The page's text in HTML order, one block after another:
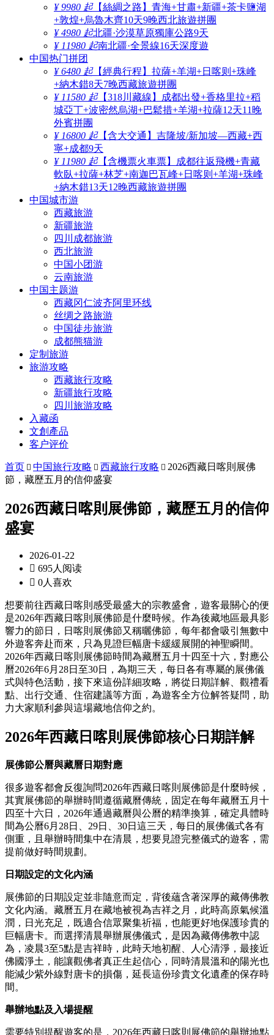
¥ 9980 起【絲綢之路】青海+甘肅+新疆+茶卡鹽湖
+敦煌+烏魯木齊10天9晚西北旅遊拼團
¥ 4980 起北疆·沙漠草原獨庫公路9天
¥ 11980 起南北疆·全景線16天深度遊
中国热门拼团
¥ 6480 起【經典行程】拉薩+羊湖+日喀则+珠峰
+納木錯8天7晚西藏旅遊拼團
¥ 11580 起【318川藏線】成都出發+香格里拉+稻
城亞丁+波密然烏湖+巴鬆措+羊湖+拉薩12天11晚
外賓拼團
¥ 16800 起【含大交通】吉隆坡/新加坡—西藏+西
寧+成都9天
¥ 11980 起【含機票火車票】成都往返飛機+青藏
軟臥+拉薩+林芝+南迦巴瓦峰+日喀则+羊湖+珠峰
+納木錯13天12晚西藏旅遊拼團
中国城市游
西藏旅游
新疆旅游
四川成都旅游
西北旅游
中国小团游
云南旅游
中国主题游
西藏冈仁波齐阿里环线
丝绸之路旅游
中国徒步旅游
成都熊猫游
定制旅游
旅游攻略
西藏旅行攻略
新疆旅行攻略
四川旅游攻略
入藏函
文創產品
客户评价
首页  中国旅行攻略  西藏旅行攻略  2026西藏日喀則展佛
節，藏歷五月的信仰盛宴
2026西藏日喀則展佛節，藏歷五月的信仰
盛宴
2026-01-22
 695人阅读
 0人喜欢
想要前往西藏日喀則感受最盛大的宗教盛會，遊客最關心的便
是2026年西藏日喀則展佛節是什麼時候。作為後藏地區最具影
響力的節日，日喀則展佛節又稱曬佛節，每年都會吸引無數中
外遊客奔赴而來，只為見證巨幅唐卡緩緩展開的神聖瞬間。
2026年西藏日喀則展佛節時間為藏曆五月十四至十六，對應公
曆2026年6月28日至30日，為期三天，每日各有專屬的展佛儀
式與特色活動，接下來這份詳細攻略，將從日期詳解、觀禮看
點、出行交通、住宿建議等方面，為遊客全方位解答疑問，助
力大家順利參與這場藏地信仰之約。
2026年西藏日喀則展佛節核心日期詳解
展佛節公曆與藏曆日期對應
很多遊客都會反復詢問2026年西藏日喀則展佛節是什麼時候，
其實展佛節的舉辦時間遵循藏曆傳統，固定在每年藏曆五月十
四至十六日，2026年通過藏曆與公曆的精準換算，確定具體時
間為公曆6月28日、29日、30日這三天，每日的展佛儀式各有
側重，且舉辦時間集中在清晨，想要見證完整儀式的遊客，需
提前做好時間規劃。
日期設定的文化內涵
展佛節的日期設定並非隨意而定，背後蘊含著深厚的藏傳佛教
文化內涵。藏曆五月在藏地被視為吉祥之月，此時高原氣候溫
潤，日光充足，既適合信眾聚集祈福，也能更好地保護珍貴的
巨幅唐卡。而選擇清晨舉辦展佛儀式，是因為藏傳佛教中認
為，凌晨3至5點是吉祥時，此時天地初醒、人心清淨，最接近
佛國淨土，能讓觀佛者真正生起信心，同時清晨溫和的陽光也
能減少紫外線對唐卡的損傷，延長這份珍貴文化遺產的保存時
間。
舉辦地點及入場提醒
需要特別提醒遊客的是，2026年西藏日喀則展佛節的舉辦地點